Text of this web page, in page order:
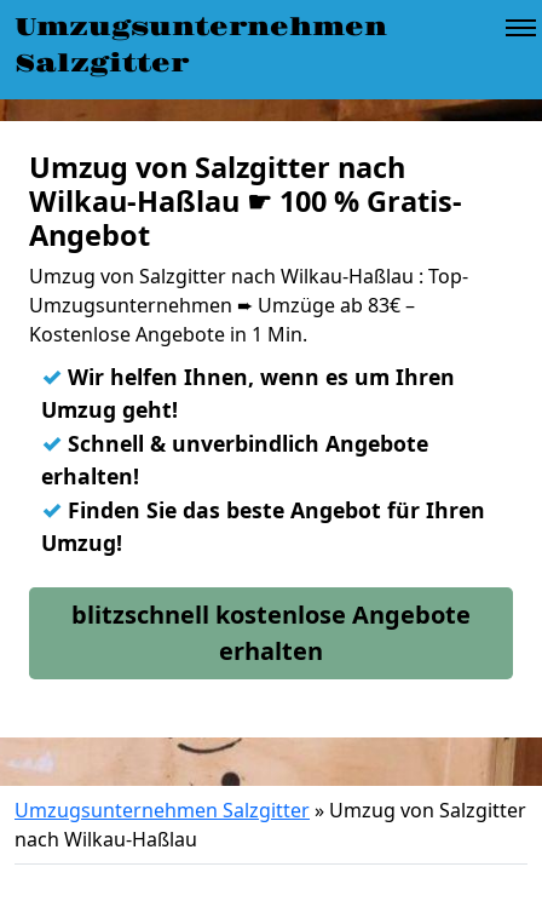
Umzugsunternehmen
Salzgitter
Umzug von Salzgitter nach
Wilkau-Haßlau ☛ 100 % Gratis-
Angebot
Umzug von Salzgitter nach Wilkau-Haßlau : Top-
Umzugsunternehmen ➨ Umzüge ab 83€ –
Kostenlose Angebote in 1 Min.
✓ Wir helfen Ihnen, wenn es um Ihren
Umzug geht!
✓ Schnell & unverbindlich Angebote
erhalten!
✓ Finden Sie das beste Angebot für Ihren
Umzug!
blitzschnell kostenlose Angebote
erhalten
Umzugsunternehmen Salzgitter» Umzug von Salzgitter
nach Wilkau-Haßlau